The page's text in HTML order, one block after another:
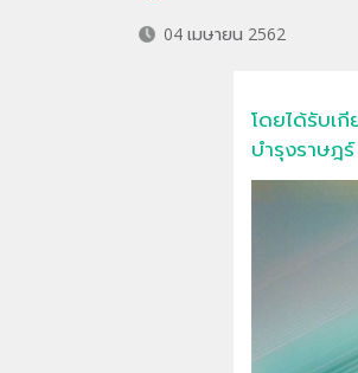
04 เมษายน 2562
โดยได้รับเ
บำรุงราษฎร์